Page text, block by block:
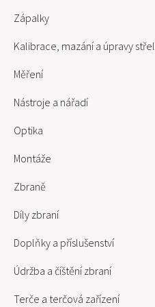
Zápalky
Kalibrace, mazání a úpravy střel
Měření
Nástroje a nářadí
Optika
Montáže
Zbraně
Díly zbraní
Doplňky a příslušenství
Údržba a číštění zbraní
Terče a terčová zařízení